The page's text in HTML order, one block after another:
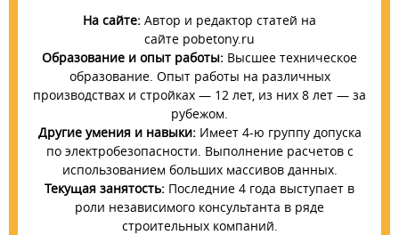
На сайте: Автор и редактор статей на
сайте pobetony.ru
Образование и опыт работы: Высшее техническое
образование. Опыт работы на различных
производствах и стройках — 12 лет, из них 8 лет — за
рубежом.
Другие умения и навыки:Имеет 4-ю группу допуска
по электробезопасности. Выполнение расчетов с
использованием больших массивов данных.
Текущая занятость: Последние 4 года выступает в
роли независимого консультанта в ряде
строительных компаний.